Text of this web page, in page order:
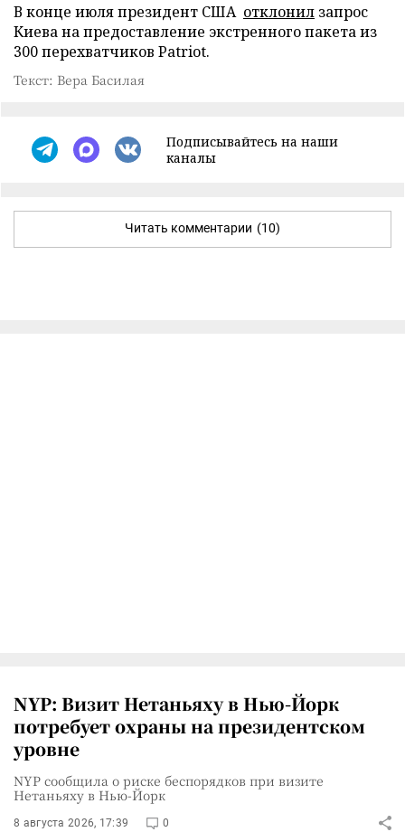
В конце июля президент США отклонил запрос
Киева на предоставление экстренного пакета из
300 перехватчиков Patriot.
Текст: Вера Басилая
Подписывайтесь на наши
каналы
Читать комментарии (10)
NYP: Визит Нетаньяху в Нью-Йорк
потребует охраны на президентском
уровне
NYP сообщила о риске беспорядков при визите
Нетаньяху в Нью-Йорк
8 августа 2026, 17:39 0